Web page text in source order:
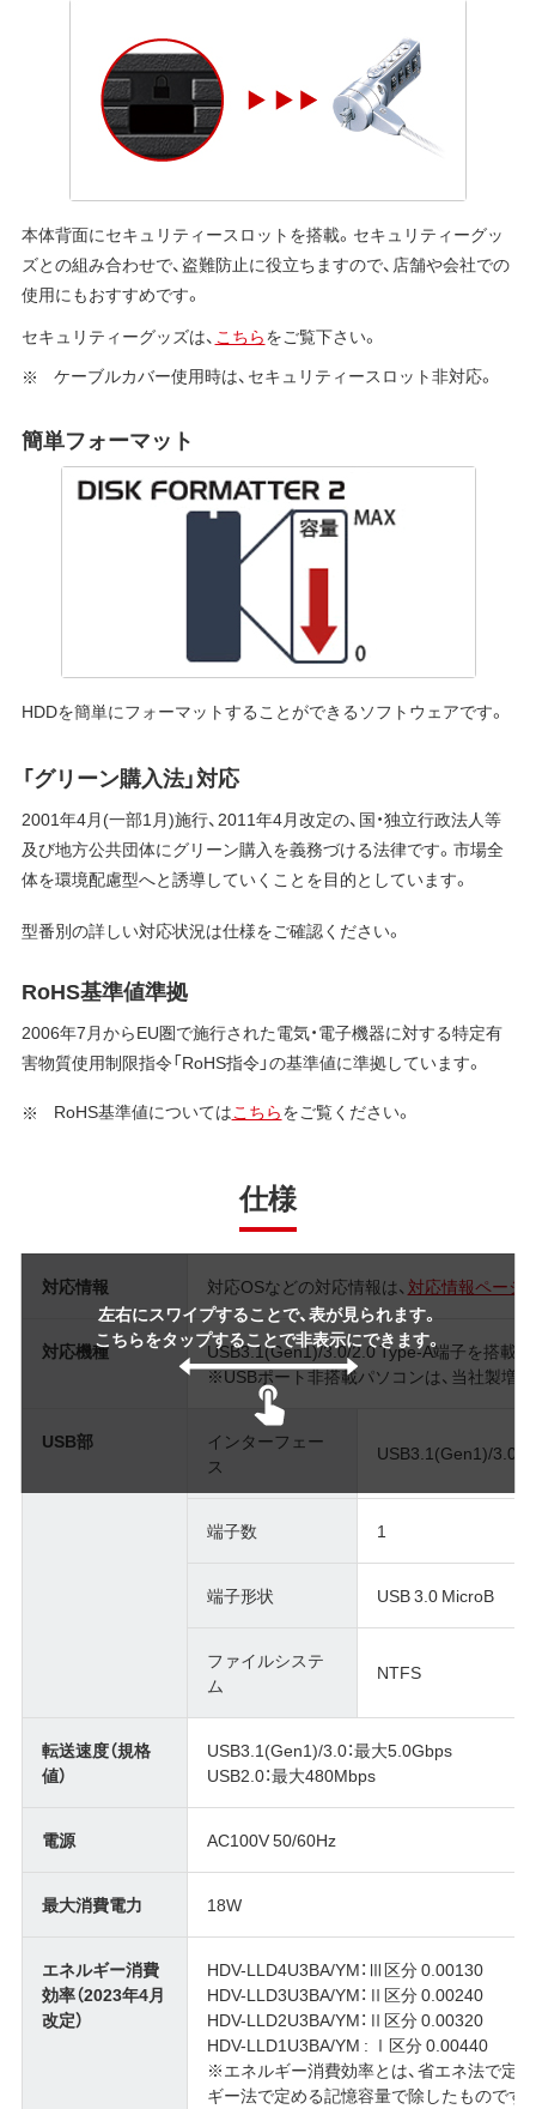
本体背面にセキュリティースロットを搭載。セキュリティーグッ
ズとの組み合わせで、盗難防止に役立ちますので、店舗や会社での
使用にもおすすめです。
セキュリティーグッズは、 こちらをご覧下さい。
ケーブルカバー使用時は、セキュリティースロット非対応。
簡単フォーマット
HDDを簡単にフォーマットすることができるソフトウェアです。
「グリーン購入法」対応
2001年4月(一部1月)施行、2011年4月改定の、国・独立行政法人等
及び地方公共団体にグリーン購入を義務づける法律です。市場全
体を環境配慮型へと誘導していくことを目的としています。
型番別の詳しい対応状況は仕様をご確認ください。
RoHS基準値準拠
2006年7月からEU圏で施行された電気・電子機器に対する特定有
害物質使用制限指令「RoHS指令」の基準値に準拠しています。
RoHS基準値についてはこちらをご覧ください。
仕様
左右にスワイプすることで、表が見られます。
こちらをタップすることで非表示にできます。
対応情報 対応OSなどの対応情報は、 対応情報ページ
対応機種
USB3.1(Gen1)/3.0/2.0 Type-A端子を搭載
※USBポート非搭載パソコンは、当社製増
USB部
インターフェー
ス
USB3.1(Gen1)/3.0/
端子数 1
端子形状 USB 3.0 MicroB
ファイルシステ
ム
NTFS
転送速度（規格
値）
USB3.1(Gen1)/3.0：最大5.0Gbps
USB2.0：最大480Mbps
電源 AC100V 50/60Hz
最大消費電力 18W
エネルギー消費
効率（2023年4月
改定）
HDV-LLD4U3BA/YM：Ⅲ区分 0.00130
HDV-LLD3U3BA/YM：Ⅱ区分 0.00240
HDV-LLD2U3BA/YM：Ⅱ区分 0.00320
HDV-LLD1U3BA/YM : Ⅰ区分 0.00440
※エネルギー消費効率とは、省エネ法で定
ギー法で定める記憶容量で除したものです